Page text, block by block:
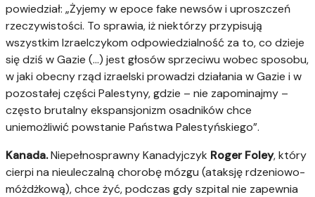
powiedział: „Żyjemy w epoce fake newsów i uproszczeń
rzeczywistości. To sprawia, iż niektórzy przypisują
wszystkim Izraelczykom odpowiedzialność za to, co dzieje
się dziś w Gazie (…) jest głosów sprzeciwu wobec sposobu,
w jaki obecny rząd izraelski prowadzi działania w Gazie i w
pozostałej części Palestyny, gdzie – nie zapominajmy –
często brutalny ekspansjonizm osadników chce
uniemożliwić powstanie Państwa Palestyńskiego”.
Kanada.Niepełnosprawny Kanadyjczyk Roger Foley, który
cierpi na nieuleczalną chorobę mózgu (ataksję rdzeniowo-
móżdżkową), chce żyć, podczas gdy szpital nie zapewnia